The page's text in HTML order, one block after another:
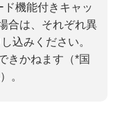
ド機能付きキャッ
合は、それぞれ異
込みください。
きかねます（*国
。